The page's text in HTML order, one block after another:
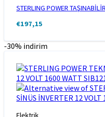
STERLING POWER
€197,15
-30% indirim
Elektrik